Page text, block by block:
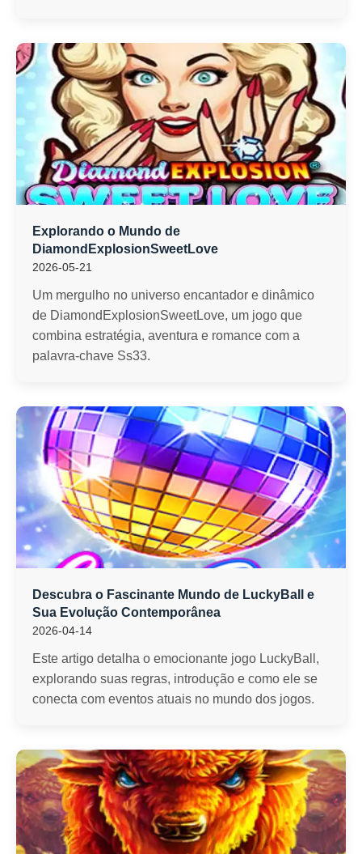
Explorando o Mundo de
DiamondExplosionSweetLove
2026-05-21
Um mergulho no universo encantador e dinâmico
de DiamondExplosionSweetLove, um jogo que
combina estratégia, aventura e romance com a
palavra-chave Ss33.
Descubra o Fascinante Mundo de LuckyBall e
Sua Evolução Contemporânea
2026-04-14
Este artigo detalha o emocionante jogo LuckyBall,
explorando suas regras, introdução e como ele se
conecta com eventos atuais no mundo dos jogos.